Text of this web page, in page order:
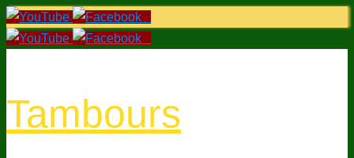
Passer
au
Tambours